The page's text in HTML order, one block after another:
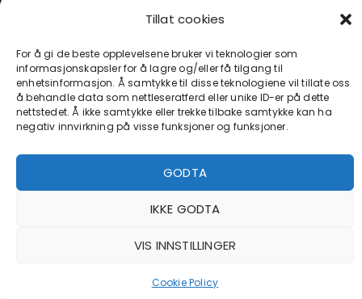
Tillat cookies
For å gi de beste opplevelsene bruker vi teknologier som
informasjonskapsler for å lagre og/eller få tilgang til
enhetsinformasjon. Å samtykke til disse teknologiene vil tillate oss
å behandle data som nettleseratferd eller unike ID-er på dette
nettstedet. Å ikke samtykke eller trekke tilbake samtykke kan ha
negativ innvirkning på visse funksjoner og funksjoner.
GODTA
IKKE GODTA
VIS INNSTILLINGER
Cookie Policy